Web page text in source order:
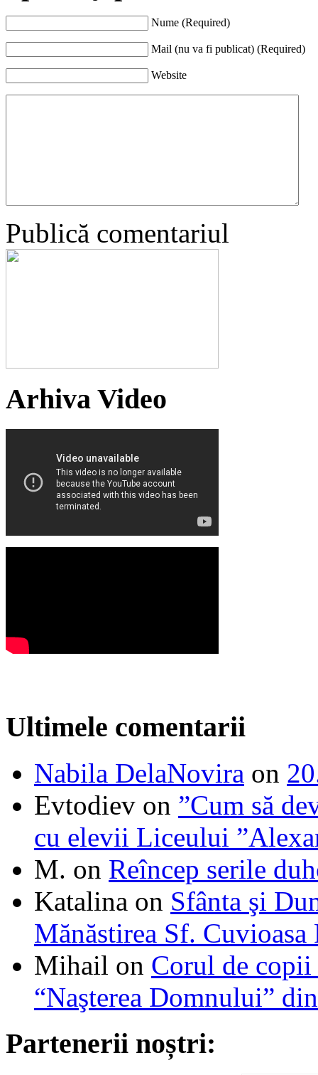
Nume (Required)
Mail (nu va fi publicat) (Required)
Website
Publică comentariul
Arhiva Video
Ultimele comentarii
Nabila DelaNovira on
Evtodiev on ”Cum să
cu elevii Liceului
M. on Reîncep serile
Katalina on Sfânta şi
Mănăstirea Sf. Cuvioasa
Mihail on Corul de
“Naşterea Domnului”
Partenerii noștri: